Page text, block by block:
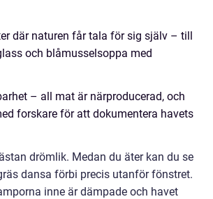
där naturen får tala för sig själv – till
och blåmusselsoppa med
– all mat är närproducerad, och
forskare för att dokumentera havets
drömlik. Medan du äter kan du se
dansa förbi precis utanför fönstret.
inne är dämpade och havet